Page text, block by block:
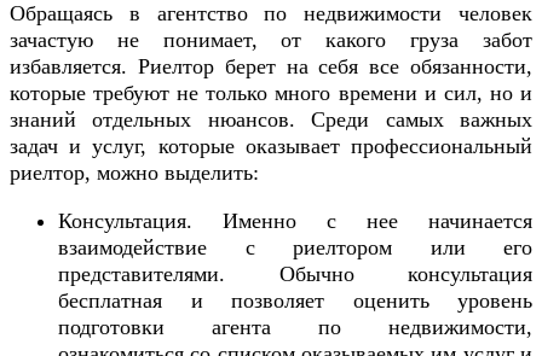
Обращаясь в агентство по недвижимости человек
зачастую не понимает, от какого груза забот
избавляется. Риелтор берет на себя все обязанности,
которые требуют не только много времени и сил, но и
знаний отдельных нюансов. Среди самых важных
задач и услуг, которые оказывает профессиональный
риелтор, можно выделить:
Консультация. Именно с нее начинается
взаимодействие с риелтором или его
представителями. Обычно консультация
бесплатная и позволяет оценить уровень
подготовки агента по недвижимости,